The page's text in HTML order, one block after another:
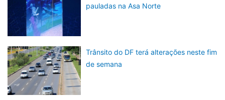
pauladas na Asa Norte
Trânsito do DF terá alterações neste fim
de semana